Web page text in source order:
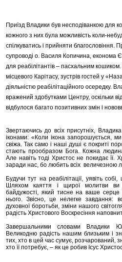
Приїзд Владики був несподіванкою для
кожного з них була можливість коли-
спілкуватись і прийняти благословіння.
супроводі о. Василя Копичина, економа
для реабілітантів – пасхальним
місцевого Карітасу, зустрів гостей у
діяльністю реабілітаційного осередку.
вражений здобутками Центру, оскільки
відбулося багато позитивних змін і
Звертаючись до всіх присутніх,
іконами: «Коли ікона запорошується,
свіжа. Так само і наші душі є покриті
стають прообразом Бога. Кожна
Але навіть тоді Христос не покидає її.
заради нас, бо любить всіх величезною
Будучи тут на реабілітації, уявіть
Шляхом каяття і щирої молитви ви
байдужості, який тисне на ваше серце
нього. Звісно, це нелегке завдання:
духовної боротьби, зміни нашого
радість Христового Воскресіння
Завершальними словами Владики
Великодню радість нашим близьким і
тих, хто в цей час сумує, розчарований,
хто її потребує, – як це робив Ісус